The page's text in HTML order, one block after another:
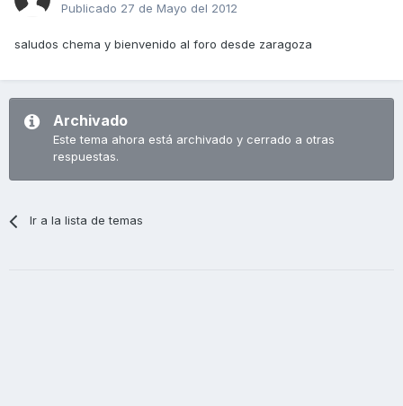
Publicado 27 de Mayo del 2012
saludos chema y bienvenido al foro desde zaragoza
Archivado
Este tema ahora está archivado y cerrado a otras
respuestas.
Ir a la lista de temas